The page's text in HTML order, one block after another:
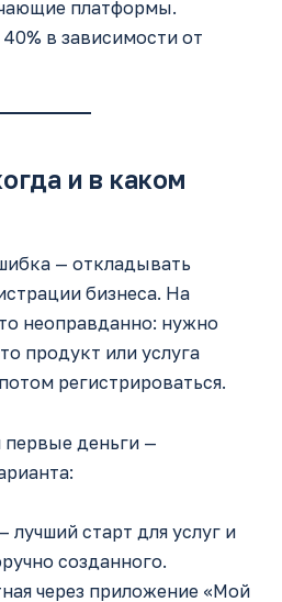
платформы.
в зависимости от
и в каком
— откладывать
бизнеса. На
неоправданно: нужно
продукт или услуга
регистрироваться.
деньги —
лучший старт для услуг и
созданного.
через приложение «Мой